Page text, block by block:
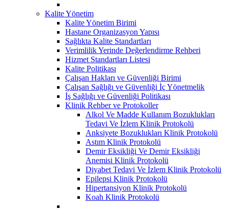
Kalite Yönetim
Kalite Yönetim Birimi
Hastane Organizasyon Yapısı
Sağlıkta Kalite Standartları
Verimlilik Yerinde Değerlendirme Rehberi
Hizmet Standartları Listesi
Kalite Politikası
Çalışan Hakları ve Güvenliği Birimi
Çalışan Sağlığı ve Güvenliği İç Yönetmelik
İş Sağlığı ve Güvenliği Politikası
Klinik Rehber ve Protokoller
Alkol Ve Madde Kullanım Bozuklukları
Tedavi Ve İzlem Klinik Protokolü
Anksiyete Bozuklukları Klinik Protokolü
Astım Klinik Protokolü
Demir Eksikliği Ve Demir Eksikliği
Anemisi Klinik Protokolü
Diyabet Tedavi Ve İzlem Klinik Protokolü
Epilepsi Klinik Protokolü
Hipertansiyon Klinik Protokolü
Koah Klinik Protokolü